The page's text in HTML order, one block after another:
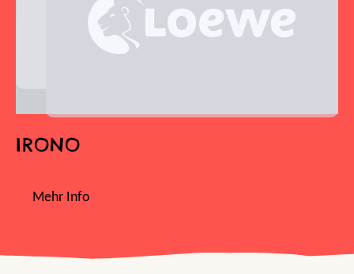
IRONO
Mehr Info